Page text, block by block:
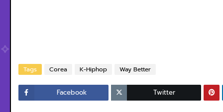
Tags Corea K-Hiphop Way Better
Facebook Twitter